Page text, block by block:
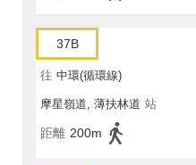
37B
往 中環(循環線)
摩星嶺道, 薄扶林道 站
距離 200m